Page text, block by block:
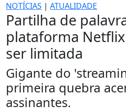
NOTÍCIAS | ATUALIDADE
Partilha de
plataforma
ser limitada
Gigante do
primeira quebra
assinantes.